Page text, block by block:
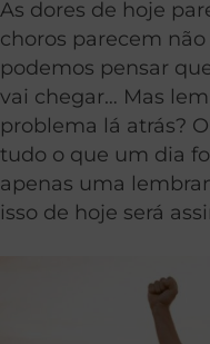
As dores de hoje
choros parecem
podemos pensar
vai chegar… Mas
problema lá atrás?
tudo o que um dia
apenas uma
isso de hoje será